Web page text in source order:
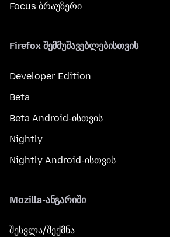
Focus ბრაუზერი
Firefox შემმუშავებლებისთვის
Developer Edition
Beta
Beta Android-ისთვის
Nightly
Nightly Android-ისთვის
Mozilla-ანგარიში
შესვლა/შექმნა